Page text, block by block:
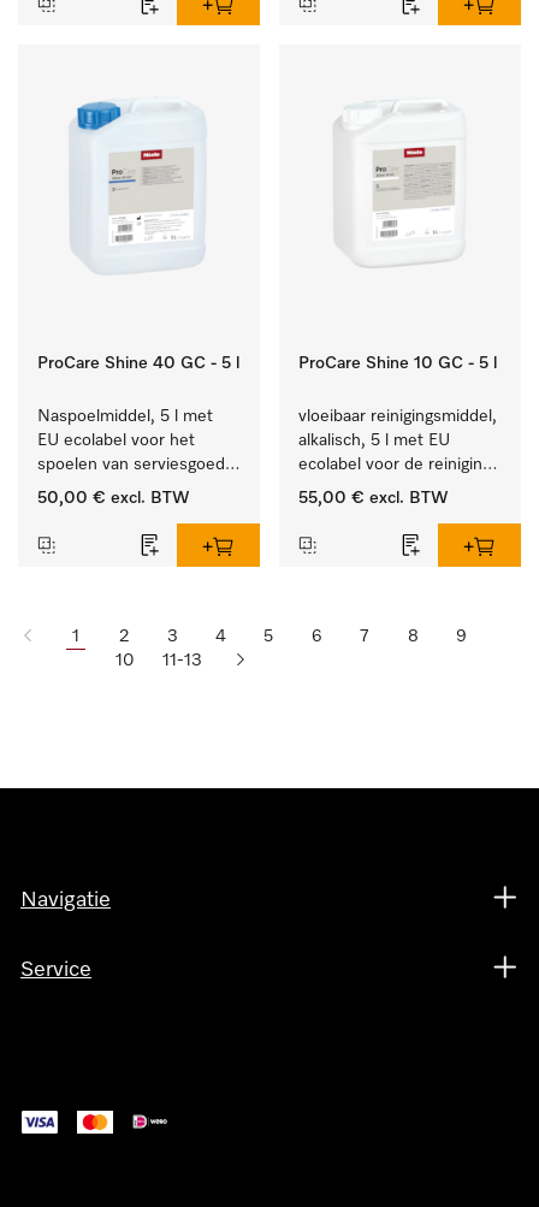
ProCare Shine 40 GC - 5 l
Naspoelmiddel, 5 l met
EU ecolabel voor het
spoelen van serviesgoed,
bestek en glazen.
50,00 € excl. BTW
ProCare Shine 10 GC - 5 l
vloeibaar reinigingsmiddel,
alkalisch, 5 l met EU
ecolabel voor de reiniging
van alledaags vuil op
glazen.
55,00 € excl. BTW
1 2 3 4 5 6 7 8
9
10
11-13
Navigatie
Service